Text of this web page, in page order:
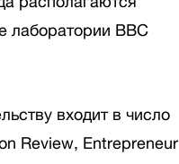
лаборатории ВВС
входит в число
Review, Entrepreneur